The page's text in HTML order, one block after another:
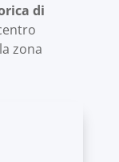
di
zona